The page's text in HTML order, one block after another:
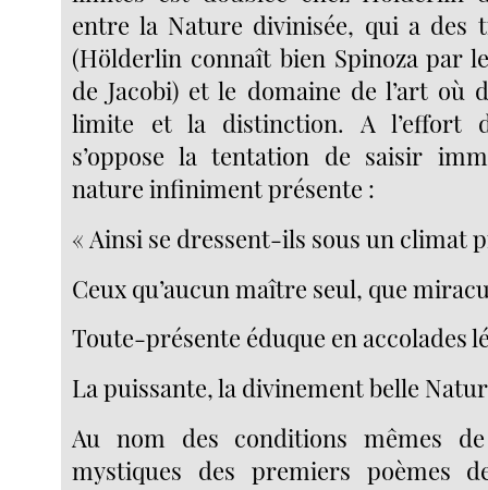
entre la Nature divinisée, qui a des
(Hölderlin connaît bien Spinoza par
de Jacobi) et le domaine de l’art où
limite et la distinction. A l’effort
s’oppose la tentation de saisir
nature infiniment présente :
« Ainsi se dressent-ils sous un climat
Ceux qu’aucun maître seul, que
Toute-présente éduque en accolades
La puissante, la divinement belle
Au nom des conditions mêmes
mystiques des premiers poèmes